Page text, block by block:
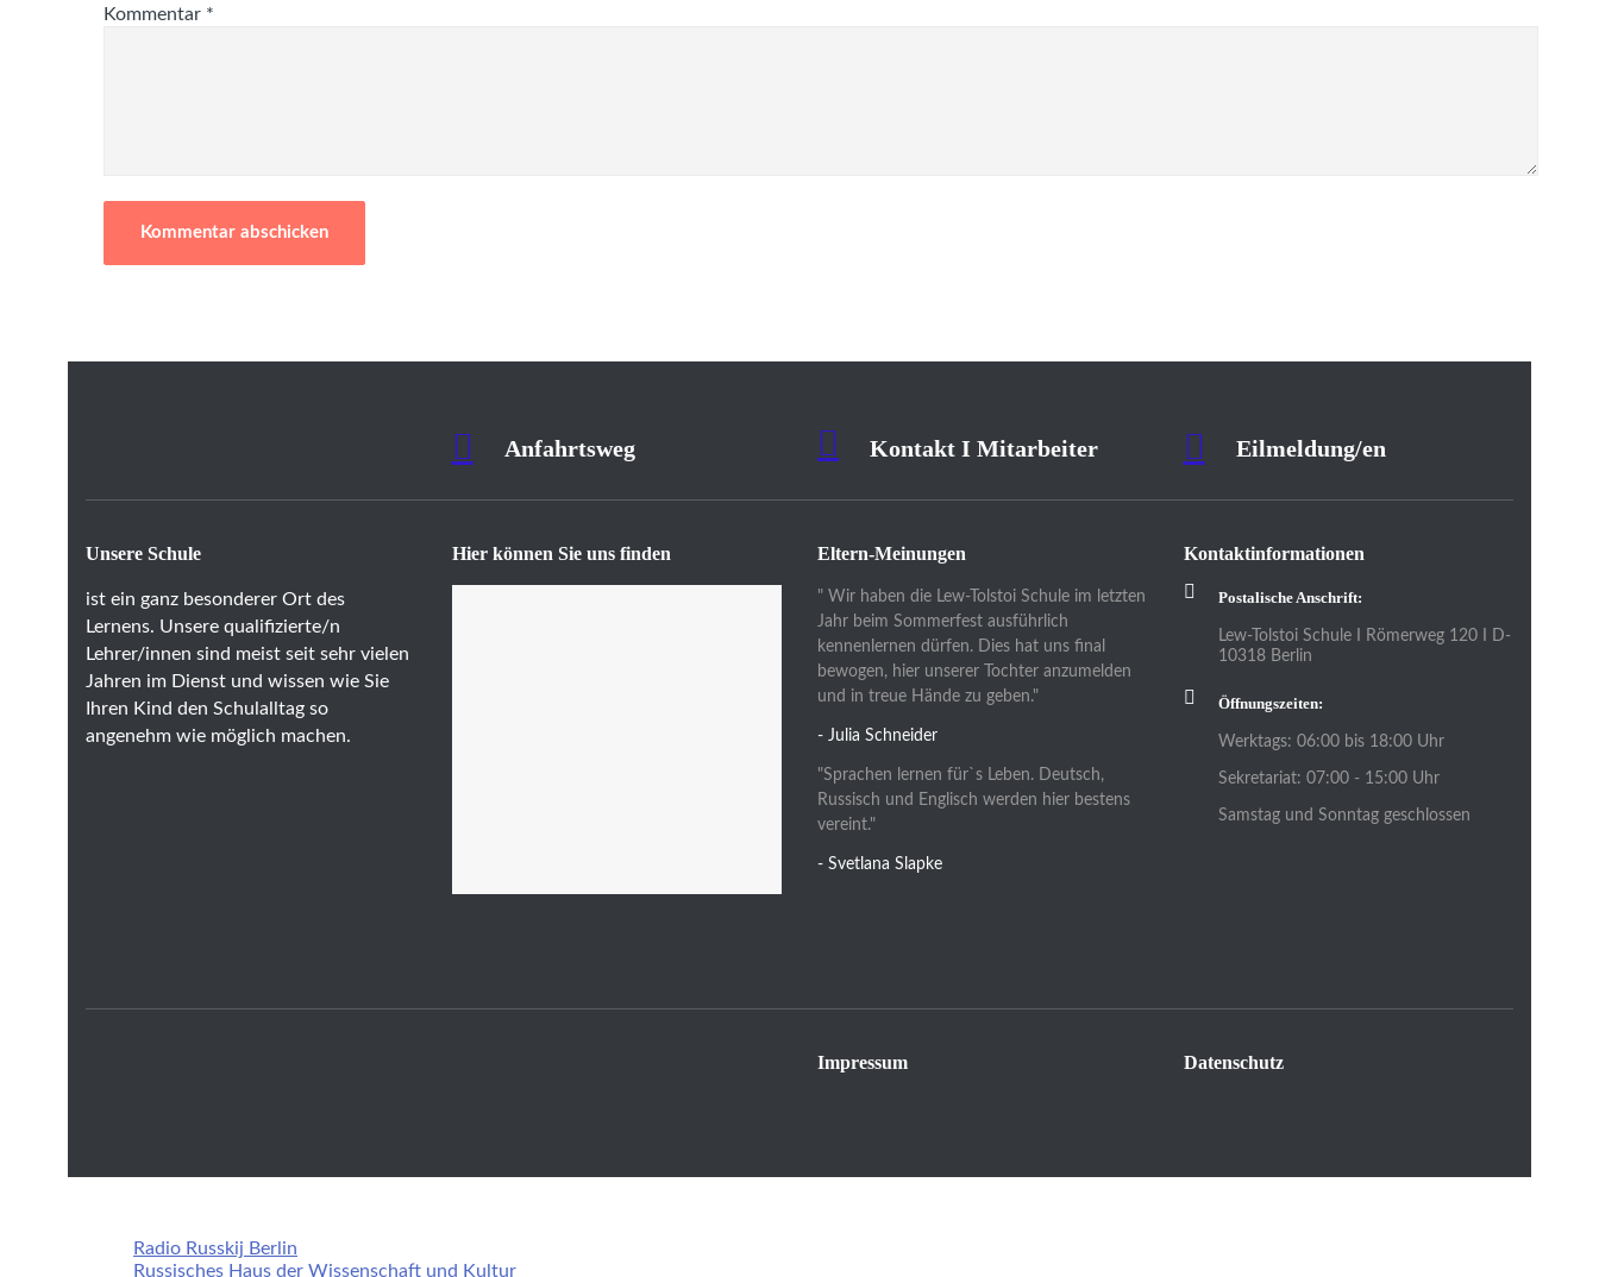
Kommentar *
Anfahrtsweg Kontakt I Mitarbeiter Eilmeldung/en
Unsere Schule
ist ein ganz besonderer Ort des
Lernens. Unsere qualifizierte/n
Lehrer/innen sind meist seit sehr vielen
Jahren im Dienst und wissen wie Sie
Ihren Kind den Schulalltag so
angenehm wie möglich machen.
Hier können Sie uns finden Eltern-Meinungen
" Wir haben die Lew-Tolstoi Schule im letzten
Jahr beim Sommerfest ausführlich
kennenlernen dürfen. Dies hat uns final
bewogen, hier unserer Tochter anzumelden
und in treue Hände zu geben."
- Julia Schneider
"Sprachen lernen für`s Leben. Deutsch,
Russisch und Englisch werden hier bestens
vereint."
- Svetlana Slapke
Kontaktinformationen
Postalische Anschrift:
Lew-Tolstoi Schule I Römerweg 120 I D-
10318 Berlin
Öffnungszeiten:
Werktags: 06:00 bis 18:00 Uhr
Sekretariat: 07:00 - 15:00 Uhr
Samstag und Sonntag geschlossen
Impressum Datenschutz
Radio Russkij Berlin
Russisches Haus der Wissenschaft und Kultur